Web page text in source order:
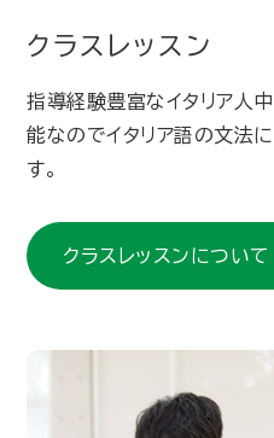
クラスレッスン
指導経験豊富なイタリア人
能なのでイタリア語の文法
す。
クラスレッスンについて